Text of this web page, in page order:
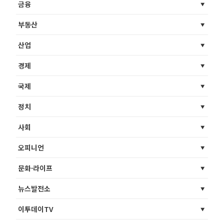
금융
부동산
산업
경제
국제
정치
사회
오피니언
문화·라이프
뉴스발전소
이투데이TV